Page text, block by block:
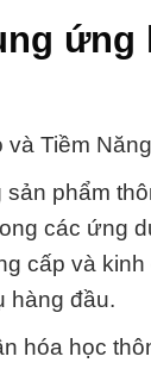
ứng
và Tiềm
phẩm
các ứng
cấp và
hàng đầu.
hóa học